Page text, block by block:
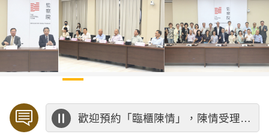
歡迎預約「臨櫃陳情」，陳情受理中心將優先排定人員與您接談，釐清案情爭點後收案處理，以節省您的寶貴時間。